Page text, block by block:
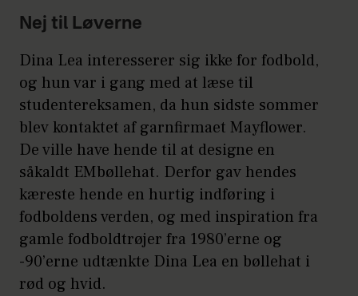
Nej til Løverne
Dina Lea interesserer sig ikke for fodbold,
og hun var i gang med at læse til
studentereksamen, da hun sidste sommer
blev kontaktet af garnfirmaet Mayflower.
De ville have hende til at designe en
såkaldt EMbøllehat. Derfor gav hendes
kæreste hende en hurtig indføring i
fodboldens verden, og med inspiration fra
gamle fodboldtrøjer fra 1980’erne og
-90’erne udtænkte Dina Lea en bøllehat i
rød og hvid.